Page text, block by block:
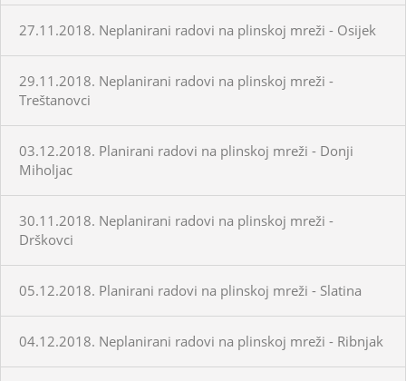
27.11.2018. Neplanirani radovi na plinskoj mreži - Osijek
29.11.2018. Neplanirani radovi na plinskoj mreži -
Treštanovci
03.12.2018. Planirani radovi na plinskoj mreži - Donji
Miholjac
30.11.2018. Neplanirani radovi na plinskoj mreži -
Drškovci
05.12.2018. Planirani radovi na plinskoj mreži - Slatina
04.12.2018. Neplanirani radovi na plinskoj mreži - Ribnjak